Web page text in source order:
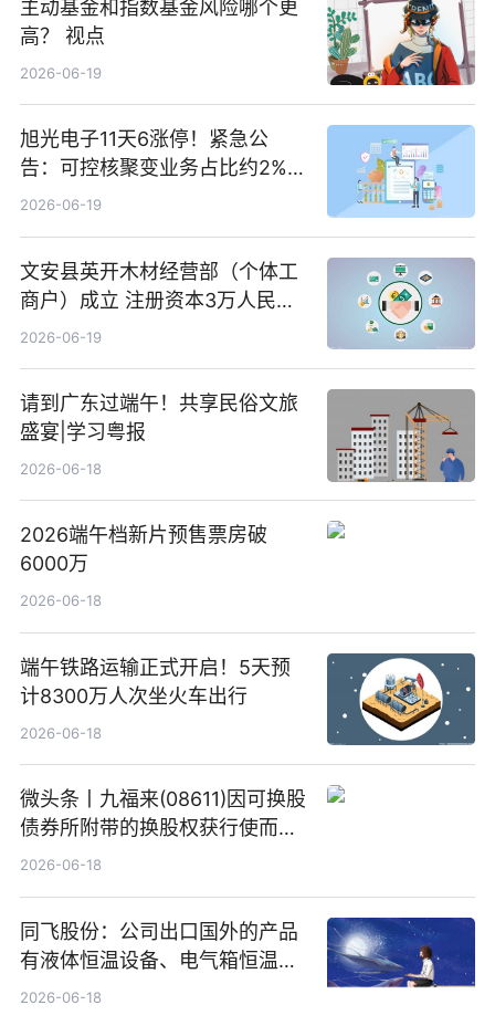
主动基金和指数基金风险哪个更
高？ 视点
2026-06-19
旭光电子11天6涨停！紧急公
告：可控核聚变业务占比约2%！
前沿热点
2026-06-19
文安县英开木材经营部（个体工
商户）成立 注册资本3万人民币
新要闻
2026-06-19
请到广东过端午！共享民俗文旅
盛宴|学习粤报
2026-06-18
2026端午档新片预售票房破
6000万
2026-06-18
端午铁路运输正式开启！5天预
计8300万人次坐火车出行
2026-06-18
微头条丨九福来(08611)因可换股
债券所附带的换股权获行使而发
行5200万股
2026-06-18
同飞股份：公司出口国外的产品
有液体恒温设备、电气箱恒温装
置、纯水冷却单元和特种换热器
2026-06-18